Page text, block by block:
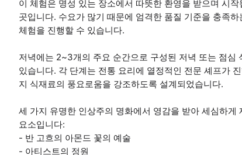
이 체험은 명성 있는 장소에서 따뜻한 환영을 받으며 시
곳입니다. 수요가 많기 때문에 엄격한 품질 기준을 충족
체험을 진행할 수 있습니다.
저녁에는 2~3개의 주요 순간으로 구성된 저녁 또는 점
있습니다. 각 단계는 전통 요리에 열정적인 전문 셰프가
지 식재료의 풍요로움을 강조하도록 설계되었습니다.
세 가지 유명한 인상주의 명화에서 영감을 받아 세심하
요소입니다:
- 반 고흐의 아몬드 꽃의 예술
- 아티스트의 정원